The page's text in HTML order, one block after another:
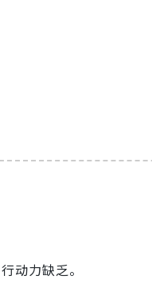
动力缺乏。